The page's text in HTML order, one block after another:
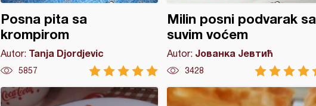
Posna pita sa
krompirom
Autor: Tanja Djordjevic
5857
Milin posni podvarak sa
suvim voćem
Autor: Јованка Јевтић
3428